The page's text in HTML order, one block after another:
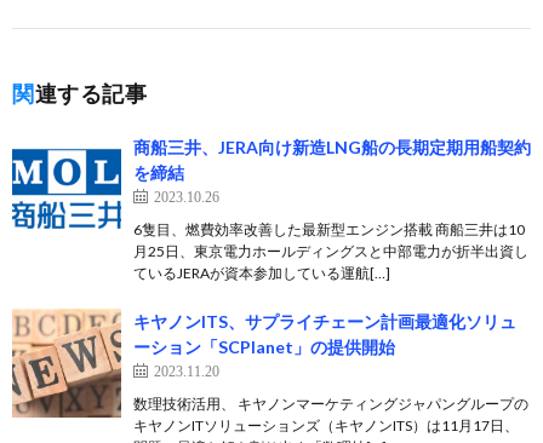
関連する記事
商船三井、JERA向け新造LNG船の長期定期用船契約
を締結
2023.10.26
6隻目、燃費効率改善した最新型エンジン搭載 商船三井は10
月25日、東京電力ホールディングスと中部電力が折半出資し
ているJERAが資本参加している運航[…]
キヤノンITS、サプライチェーン計画最適化ソリュ
ーション「SCPlanet」の提供開始
2023.11.20
数理技術活用、 キヤノンマーケティングジャパングループの
キヤノンITソリューションズ（キヤノンITS）は11月17日、